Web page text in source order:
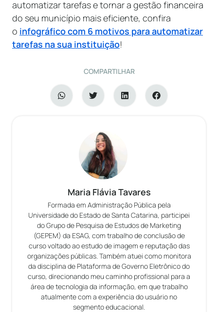
automatizar tarefas e tornar a gestão financeira
do seu município mais eficiente, confira
o infográfico com 6 motivos para automatizar
tarefas na sua instituição!
COMPARTILHAR
Maria Flávia Tavares
Formada em Administração Pública pela
Universidade do Estado de Santa Catarina, participei
do Grupo de Pesquisa de Estudos de Marketing
(GEPEM) da ESAG, com trabalho de conclusão de
curso voltado ao estudo de imagem e reputação das
organizações públicas. Também atuei como monitora
da disciplina de Plataforma de Governo Eletrônico do
curso, direcionando meu caminho profissional para a
área de tecnologia da informação, em que trabalho
atualmente com a experiência do usuário no
segmento educacional.